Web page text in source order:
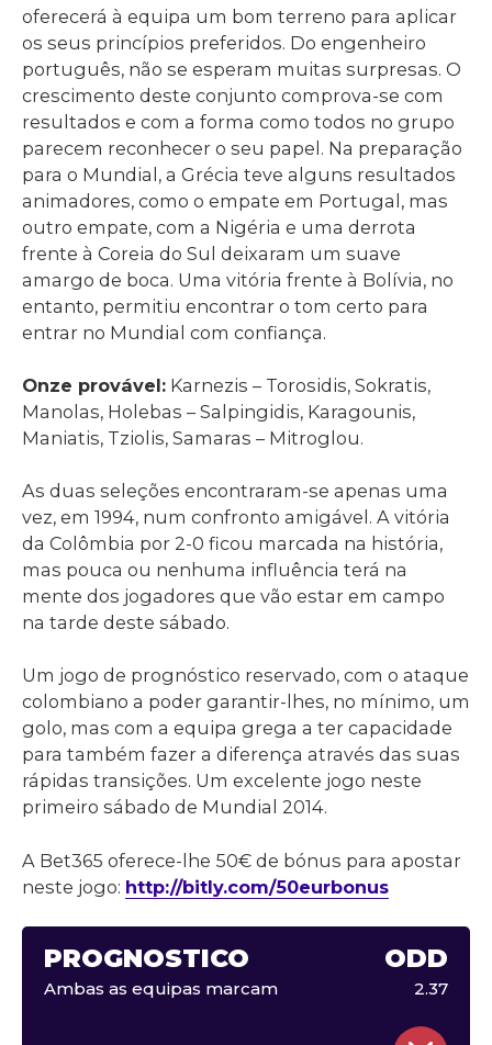
oferecerá à equipa um bom terreno para aplicar
os seus princípios preferidos. Do engenheiro
português, não se esperam muitas surpresas. O
crescimento deste conjunto comprova-se com
resultados e com a forma como todos no grupo
parecem reconhecer o seu papel. Na preparação
para o Mundial, a Grécia teve alguns resultados
animadores, como o empate em Portugal, mas
outro empate, com a Nigéria e uma derrota
frente à Coreia do Sul deixaram um suave
amargo de boca. Uma vitória frente à Bolívia, no
entanto, permitiu encontrar o tom certo para
entrar no Mundial com confiança.
Onze provável: Karnezis – Torosidis, Sokratis,
Manolas, Holebas – Salpingidis, Karagounis,
Maniatis, Tziolis, Samaras – Mitroglou.
As duas seleções encontraram-se apenas uma
vez, em 1994, num confronto amigável. A vitória
da Colômbia por 2-0 ficou marcada na história,
mas pouca ou nenhuma influência terá na
mente dos jogadores que vão estar em campo
na tarde deste sábado.
Um jogo de prognóstico reservado, com o ataque
colombiano a poder garantir-lhes, no mínimo, um
golo, mas com a equipa grega a ter capacidade
para também fazer a diferença através das suas
rápidas transições. Um excelente jogo neste
primeiro sábado de Mundial 2014.
A Bet365 oferece-lhe 50€ de bónus para apostar
neste jogo: http://bitly.com/50eurbonus
PROGNÓSTICO ODD
Ambas as equipas marcam 2.37